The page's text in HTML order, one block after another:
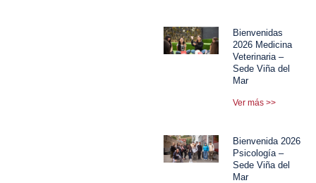
Bienvenidas
2026 Medicina
Veterinaria –
Sede Viña del
Mar
Ver más >>
Bienvenida 2026
Psicología –
Sede Viña del
Mar